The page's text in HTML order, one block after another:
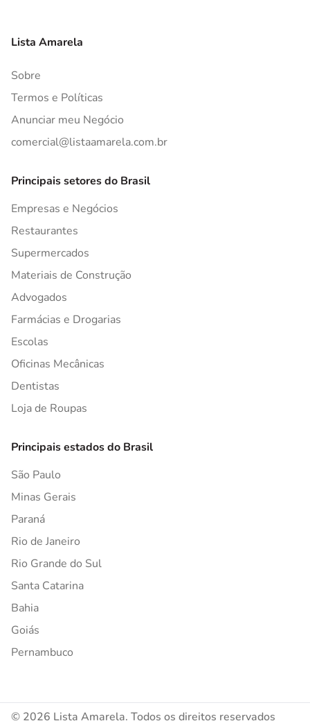
Lista Amarela
Sobre
Termos e Políticas
Anunciar meu Negócio
comercial@listaamarela.com.br
Principais setores do Brasil
Empresas e Negócios
Restaurantes
Supermercados
Materiais de Construção
Advogados
Farmácias e Drogarias
Escolas
Oficinas Mecânicas
Dentistas
Loja de Roupas
Principais estados do Brasil
São Paulo
Minas Gerais
Paraná
Rio de Janeiro
Rio Grande do Sul
Santa Catarina
Bahia
Goiás
Pernambuco
© 2026 Lista Amarela. Todos os direitos reservados